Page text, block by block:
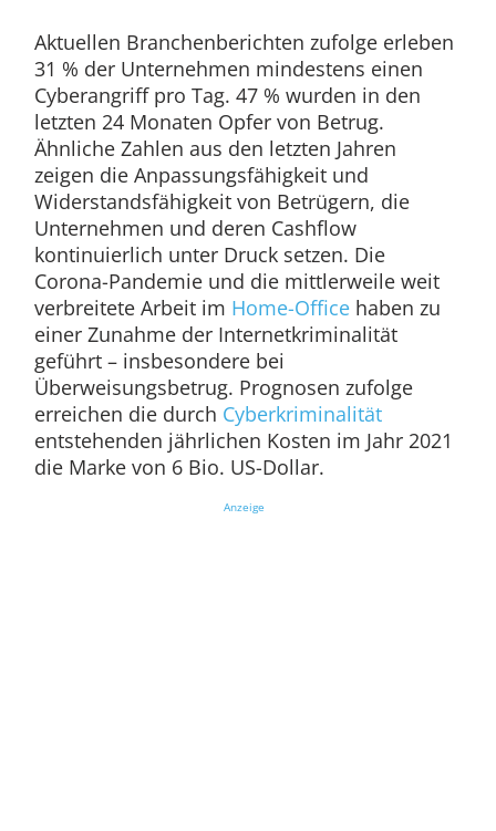
Aktuellen Branchenberichten zufolge erleben
31 % der Unternehmen mindestens einen
Cyberangriff pro Tag. 47 % wurden in den
letzten 24 Monaten Opfer von Betrug.
Ähnliche Zahlen aus den letzten Jahren
zeigen die Anpassungsfähigkeit und
Widerstandsfähigkeit von Betrügern, die
Unternehmen und deren Cashflow
kontinuierlich unter Druck setzen. Die
Corona-Pandemie und die mittlerweile weit
verbreitete Arbeit im Home-Officehaben zu
einer Zunahme der Internetkriminalität
geführt – insbesondere bei
Überweisungsbetrug. Prognosen zufolge
erreichen die durch Cyberkriminalität
entstehenden jährlichen Kosten im Jahr 2021
die Marke von 6 Bio. US-Dollar.
Anzeige